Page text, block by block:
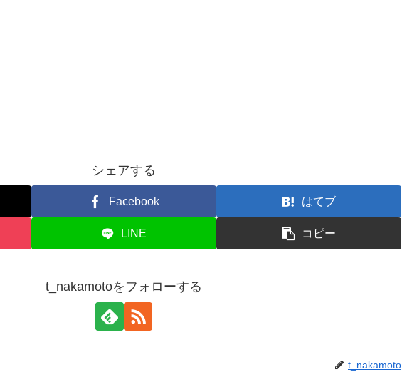
シェアする
Facebook はてブ
LINE コピー
t_nakamotoをフォローする
t_nakamoto